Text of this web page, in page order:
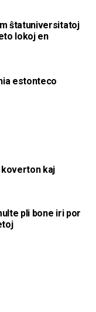
ŝtatuniversitatoj
lokoj en
estonteco
kaj
pli bone iri por